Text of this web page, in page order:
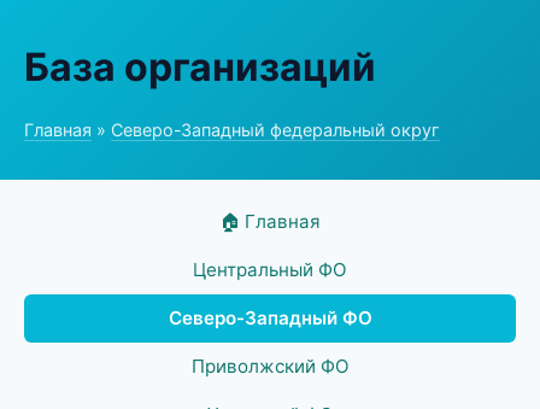
База организаций
Главная » Северо-Западный федеральный округ
🏠 Главная
Центральный ФО
Северо-Западный ФО
Приволжский ФО